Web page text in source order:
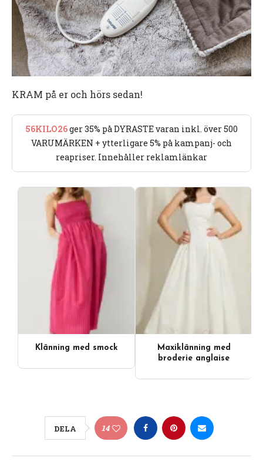
KRAM på er och hörs sedan!
56KILO26ger 35% på DYRASTE varan inkl. över 500
VARUMÄRKEN + ytterligare 5% på kampanj- och
reapriser. Innehåller reklamlänkar
Klänning med smock
Maxiklänning med
broderie anglaise
DELA 14